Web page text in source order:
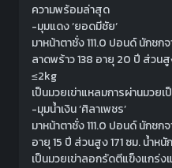
ความพร้อมล่าสุด
-มุมแดง ‘ยอดมีชัย‘
มาหน้าตาชั่ง 111.0 ปอนด์ นักช
ลาดพร้าว 138 อายุ 20 ปี ส่วน
≤2kg
เป็นมวยเข่าแหลมการผ่านมวยเ
-มุมน้ำเงิน ‘ศิลาเพชร’
มาหน้าตาชั่ง 111.0 ปอนด์ นักช
อายุ 15 ปี ส่วนสูง 171 ซม. น้ำห
เป็นมวยเข่าลอกรัดตีแข็งแกร่ง